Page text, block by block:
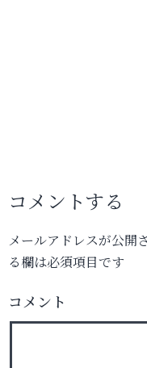
コメントする
メールアドレスが公開
る欄は必須項目です
コメント